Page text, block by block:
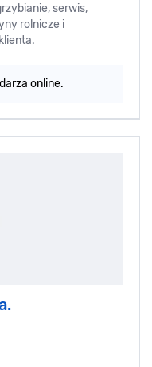
serwis,
rolnicze i
online.